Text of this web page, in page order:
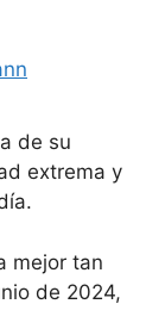
de su
extrema y
mejor tan
de 2024,